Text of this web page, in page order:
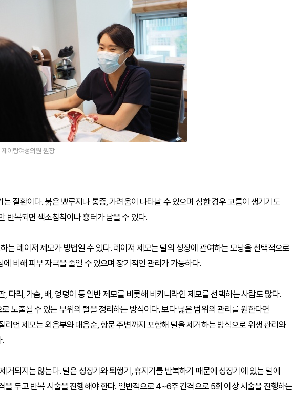
제이랑여성의원 원장
질환이다. 붉은 뾰루지나 통증, 가려움이 나타날 수 있으며 심한 경우 고름이 생기기도
반복되면 색소침착이나 흉터가 남을 수 있다.
는 레이저 제모가 방법일 수 있다. 레이저 제모는 털의 성장에 관여하는 모낭을 선택적으로
비해 피부 자극을 줄일 수 있으며 장기적인 관리가 가능하다.
다리, 가슴, 배, 엉덩이 등 일반 제모를 비롯해 비키니라인 제모를 선택하는 사람도 많다.
노출될 수 있는 부위의 털을 정리하는 방식이다. 보다 넓은 범위의 관리를 원한다면
리언 제모는 외음부와 대음순, 항문 주변까지 포함해 털을 제거하는 방식으로 위생 관리와
.
거되지는 않는다. 털은 성장기와 퇴행기, 휴지기를 반복하기 때문에 성장기에 있는 털에
을 두고 반복 시술을 진행해야 한다. 일반적으로 4~6주 간격으로 5회 이상 시술을 진행하는